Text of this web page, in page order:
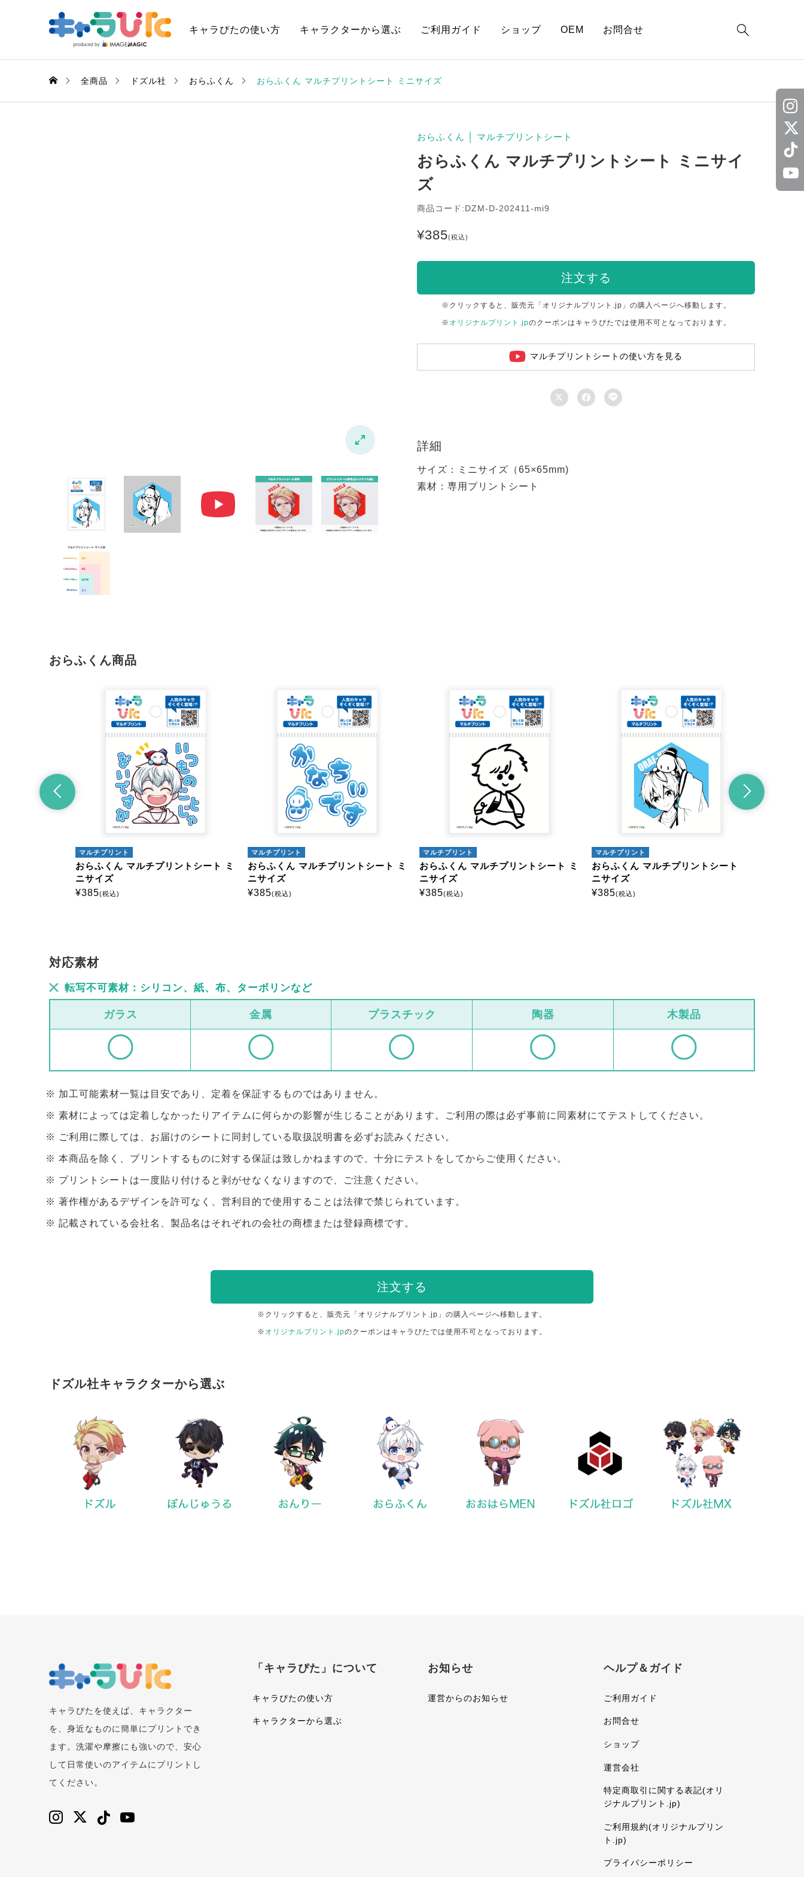
キャラぴたの使い方 キャラクターから選ぶ ご利用ガイド ショップ OEM お問合せ 
全商品 ドズル社 おらふくん おらふくん マルチプリントシート ミニサイズ

おらふくん マルチプリントシート
おらふくん マルチプリントシート ミニサイ
ズ
商品コード:DZM-D-202411-mi9
¥385(税込)
注文する
※クリックすると、販売元「オリジナルプリント.jp」の購入ページへ移動します。
※ オリジナルプリント.jpのクーポンはキャラぴたでは使用不可となっております。
マルチプリントシートの使い方を見る
  
詳細
サイズ：ミニサイズ（65×65mm)
素材：専用プリントシート
おらふくん商品
マルチプリント
おらふくん マルチプリントシート ミ
ニサイズ
385(税込)
マルチプリント
おらふくん マルチプリントシート ミ
ニサイズ
385(税込)
マルチプリント
おらふくん マルチプリントシート ミ
ニサイズ
385(税込)
マルチプリント
おらふくん マルチプリントシート ミ
ニサイズ
385(税込)
対応素材
転写不可素材：シリコン、紙、布、ターボリンなど
ガラス 金属 プラスチック 陶器 木製品
加工可能素材一覧は目安であり、定着を保証するものではありません。
素材によっては定着しなかったりアイテムに何らかの影響が生じることがあります。ご利用の際は必ず事前に同素材にてテストしてください。
ご利用に際しては、お届けのシートに同封している取扱説明書を必ずお読みください。
本商品を除く、プリントするものに対する保証は致しかねますので、十分にテストをしてからご使用ください。
プリントシートは一度貼り付けると剥がせなくなりますので、ご注意ください。
著作権があるデザインを許可なく、営利目的で使用することは法律で禁じられています。
記載されている会社名、製品名はそれぞれの会社の商標または登録商標です。
注文する
※クリックすると、販売元「オリジナルプリント.jp」の購入ページへ移動します。
※ オリジナルプリント.jpのクーポンはキャラぴたでは使用不可となっております。
ドズル社キャラクターから選ぶ
キャラぴたを使えば、キャラクター
を、身近なものに簡単にプリントでき
ます。洗濯や摩擦にも強いので、安心
して日常使いのアイテムにプリントし
てください。
「キャラぴた」について
キャラぴたの使い方
キャラクターから選ぶ
お知らせ
運営からのお知らせ
ヘルプ＆ガイド
ご利用ガイド
お問合せ
ショップ
運営会社
特定商取引に関する表記(オリ
ジナルプリント.jp)
ご利用規約(オリジナルプリン
ト.jp)
プライバシーポリシー